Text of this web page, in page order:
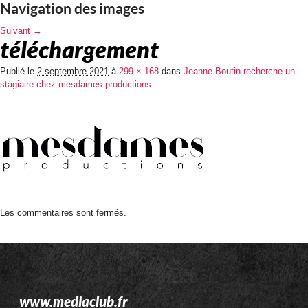
Navigation des images
Suivant →
téléchargement
Publié le 2 septembre 2021 à 299 × 168 dans Jeanne Boutin recherche un
stagiaire chez mesdames productions
Les commentaires sont fermés.
www.mediaclub.fr